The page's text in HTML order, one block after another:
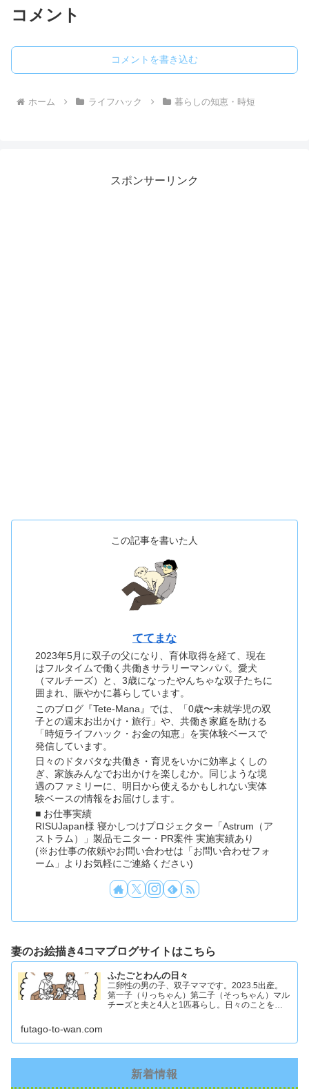
コメント
コメントを書き込む
ホーム ライフハック 暮らしの知恵・時短
スポンサーリンク
この記事を書いた人
ててまな
2023年5月に双子の父になり、育休取得を経て、現在
はフルタイムで働く共働きサラリーマンパパ。愛犬
（マルチーズ）と、3歳になったやんちゃな双子たちに
囲まれ、賑やかに暮らしています。
このブログ『Tete-Mana』では、「0歳〜未就学児の双
子との週末お出かけ・旅行」や、共働き家庭を助ける
「時短ライフハック・お金の知恵」を実体験ベースで
発信しています。
日々のドタバタな共働き・育児をいかに効率よくしの
ぎ、家族みんなでお出かけを楽しむか。同じような境
遇のファミリーに、明日から使えるかもしれない実体
験ベースの情報をお届けします。
■ お仕事実績
RISUJapan様 寝かしつけプロジェクター「Astrum（ア
ストラム）」製品モニター・PR案件 実施実績あり
(※お仕事の依頼やお問い合わせは「お問い合わせフォ
ーム」よりお気軽にご連絡ください)
妻のお絵描き4コマブログサイトはこちら
ふたごとわんの日々
二卵性の男の子、双子ママです。2023.5出産。
第一子（りっちゃん）第二子（そっちゃん）マル
チーズと夫と4人と1匹暮らし。日々のことを忘
futago-to-wan.com
新着情報